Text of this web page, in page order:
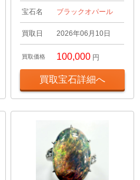
宝石名 ブラックオパール
買取日 2026年06月10日
買取価格 100,000 円
買取宝石詳細へ